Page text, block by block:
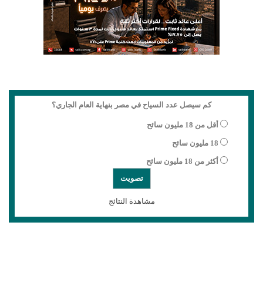
كم سيصل عدد السياح في مصر بنهاية العام الجاري؟
أقل من 18 مليون سائح
18 مليون سائح
أكثر من 18 مليون سائح
مشاهدة النتائج